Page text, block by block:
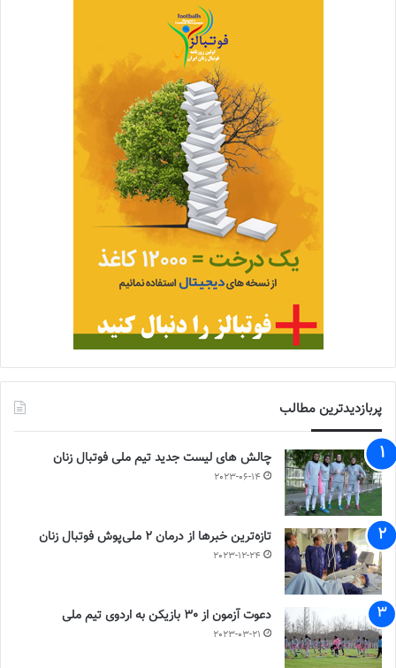
پربازدیدترین مطالب
چالش هاى ليست جدید تيم ملى فوتبال زنان
2023-06-14
تازه‌ترین خبرها از درمان ۲ ملی‌پوش فوتبال زنان
2023-12-24
دعوت آزمون از 30 بازیکن به اردوی تیم ملی
2023-03-21